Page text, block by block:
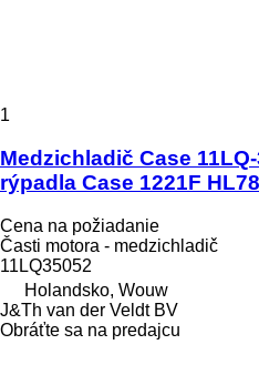
1
Medzichladič Case
rýpadla Case 1221F
Cena na požiadanie
Časti motora - medzichladič
11LQ35052
Holandsko, Wouw
J&Th van der Veldt BV
Obráťte sa na predajcu